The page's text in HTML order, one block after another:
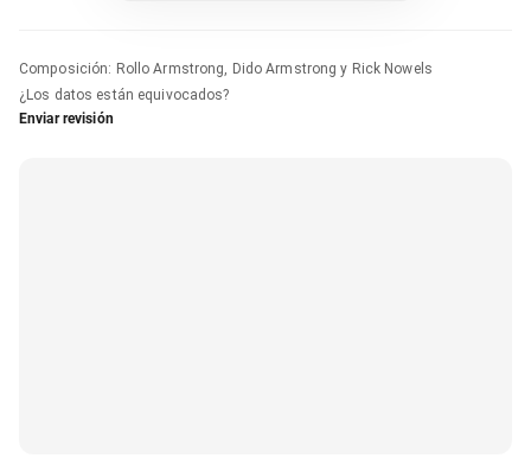
Composición: Rollo Armstrong, Dido Armstrong y Rick Nowels
¿Los datos están equivocados?
Enviar revisión